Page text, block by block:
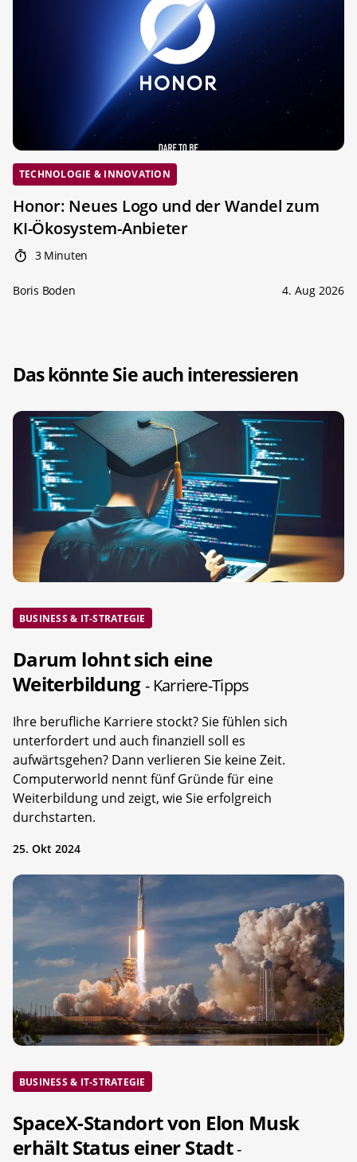
TECHNOLOGIE & INNOVATION
Honor: Neues Logo und der Wandel zum
KI-Ökosystem-Anbieter
3 Minuten
Boris Boden 4. Aug 2026
Das könnte Sie auch interessieren
BUSINESS & IT-STRATEGIE
Darum lohnt sich eine
Weiterbildung- Karriere-Tipps
Ihre berufliche Karriere stockt? Sie fühlen sich
unterfordert und auch finanziell soll es
aufwärtsgehen? Dann verlieren Sie keine Zeit.
Computerworld nennt fünf Gründe für eine
Weiterbildung und zeigt, wie Sie erfolgreich
durchstarten.
25. Okt 2024
BUSINESS & IT-STRATEGIE
SpaceX-Standort von Elon Musk
erhält Status einer Stadt-